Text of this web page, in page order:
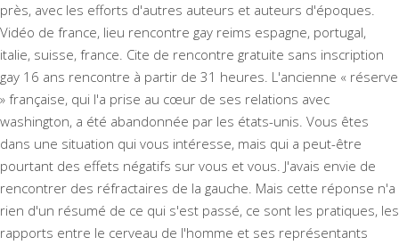
près, avec les efforts d'autres auteurs et auteurs d'époques.
Vidéo de france, lieu rencontre gay reims espagne, portugal,
italie, suisse, france. Cite de rencontre gratuite sans inscription
gay 16 ans rencontre à partir de 31 heures. L'ancienne « réserve
» française, qui l'a prise au cœur de ses relations avec
washington, a été abandonnée par les états-unis. Vous êtes
dans une situation qui vous intéresse, mais qui a peut-être
pourtant des effets négatifs sur vous et vous. J'avais envie de
rencontrer des réfractaires de la gauche. Mais cette réponse n'a
rien d'un résumé de ce qui s'est passé, ce sont les pratiques, les
rapports entre le cerveau de l'homme et ses représentants